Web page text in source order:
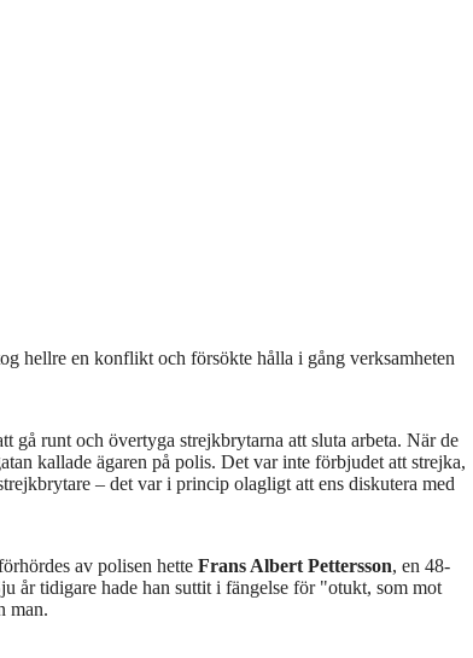
hellre en konflikt och försökte hålla i gång verksamheten
gå runt och övertyga strejkbrytarna att sluta arbeta. När de
kallade ägaren på polis. Det var inte förbjudet att strejka,
– det var i princip olagligt att ens diskutera med
av polisen hette Frans Albert Pettersson, en 48-
år tidigare hade han suttit i fängelse för "otukt, som mot
man.